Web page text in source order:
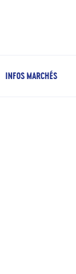
INFOS MARCHÉS